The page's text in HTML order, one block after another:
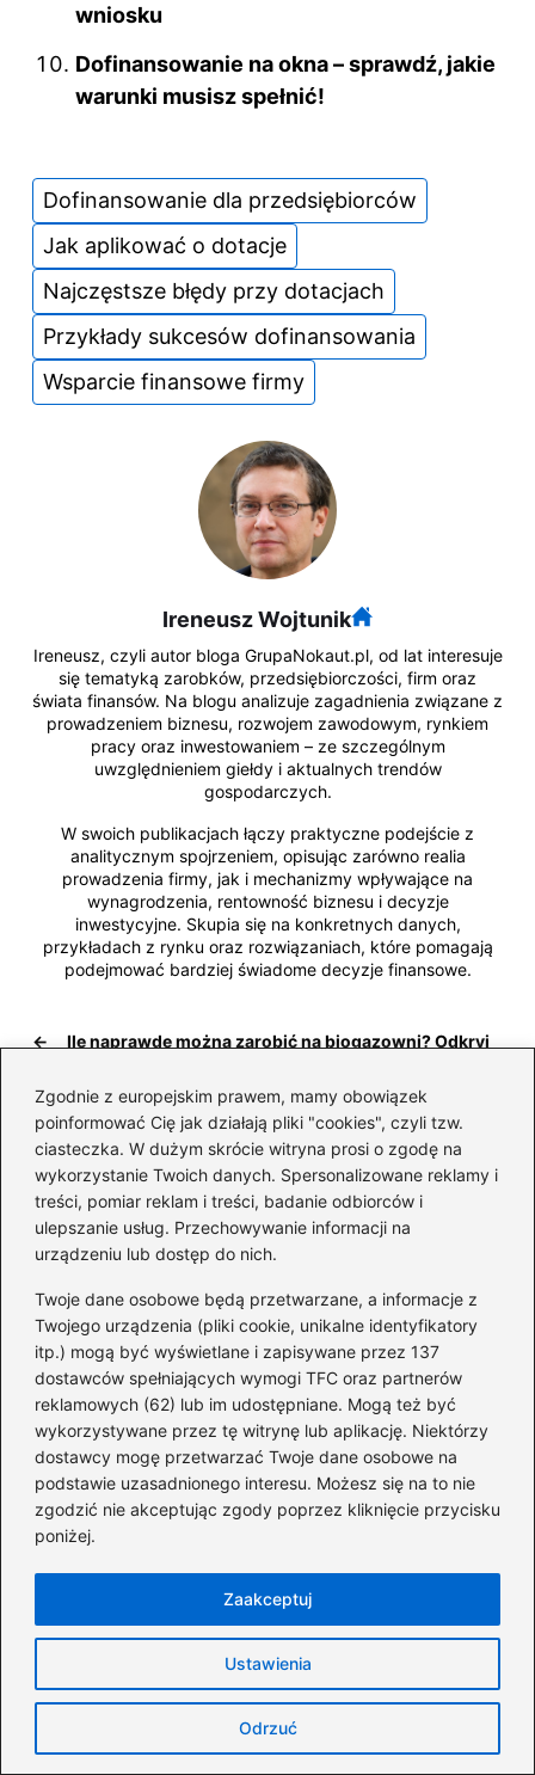
Zgodnie z europejskim prawem, mamy obowiązek
poinformować Cię jak działają pliki "cookies", czyli tzw.
ciasteczka. W dużym skrócie witryna prosi o zgodę na
wykorzystanie Twoich danych. Spersonalizowane reklamy i
treści, pomiar reklam i treści, badanie odbiorców i
ulepszanie usług. Przechowywanie informacji na
urządzeniu lub dostęp do nich.
Twoje dane osobowe będą przetwarzane, a informacje z
Twojego urządzenia (pliki cookie, unikalne identyfikatory
itp.) mogą być wyświetlane i zapisywane przez 137
dostawców spełniających wymogi TFC oraz partnerów
reklamowych (62) lub im udostępniane. Mogą też być
wykorzystywane przez tę witrynę lub aplikację. Niektórzy
dostawcy mogę przetwarzać Twoje dane osobowe na
podstawie uzasadnionego interesu. Możesz się na to nie
zgodzić nie akceptując zgody poprzez kliknięcie przycisku
poniżej.
Ustawienia
Odrzuć
Zaakceptuj
wniosku
Dofinansowanie na okna – sprawdź, jakie
warunki musisz spełnić!
Dofinansowanie dla przedsiębiorców
Jak aplikować o dotacje
Najczęstsze błędy przy dotacjach
Przykłady sukcesów dofinansowania
Wsparcie finansowe firmy
Ireneusz Wojtunik
Ireneusz, czyli autor bloga GrupaNokaut.pl, od lat interesuje
się tematyką zarobków, przedsiębiorczości, firm oraz
świata finansów. Na blogu analizuje zagadnienia związane z
prowadzeniem biznesu, rozwojem zawodowym, rynkiem
pracy oraz inwestowaniem – ze szczególnym
uwzględnieniem giełdy i aktualnych trendów
gospodarczych.
W swoich publikacjach łączy praktyczne podejście z
analitycznym spojrzeniem, opisując zarówno realia
prowadzenia firmy, jak i mechanizmy wpływające na
wynagrodzenia, rentowność biznesu i decyzje
inwestycyjne. Skupia się na konkretnych danych,
przykładach z rynku oraz rozwiązaniach, które pomagają
podejmować bardziej świadome decyzje finansowe.
←
Ile naprawdę można zarobić na biogazowni? Odkryj
→
Odkryj Vollare Cosmetics: Co czyni tę firmę
wyjątkową i wartą uwagi?
Dodaj komentarz
Twój adres email nie zostanie opublikowany.
Wymagane pola są oznaczone*
Komentarz*